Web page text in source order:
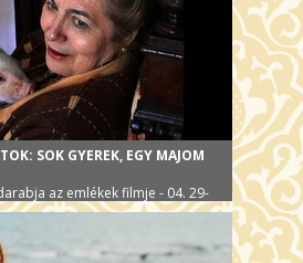
SOK GYEREK, EGY MAJOM
az emlékek filmje - 04. 29-